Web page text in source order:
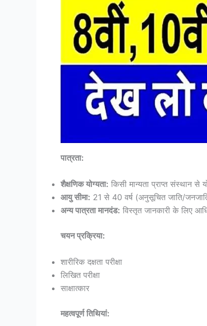
पात्रता:
शैक्षणिक योग्यता: किसी मान्यता प्राप्त संस्थान से
आयु सीमा: 21 से 40 वर्ष (अनुसूचित जाति/
अन्य पात्रता मानदंड: विस्तृत जानकारी के लिए
चयन प्रक्रिया:
शारीरिक दक्षता परीक्षा
लिखित परीक्षा
साक्षात्कार
महत्वपूर्ण तिथियां: